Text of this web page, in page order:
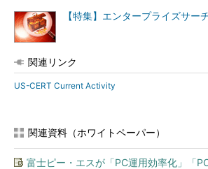
【特集】エンタープライズサー
関連リンク
US-CERT Current Activity
関連資料（ホワイトペーパー）
富士ピー・エスが「PC運用効率化」「